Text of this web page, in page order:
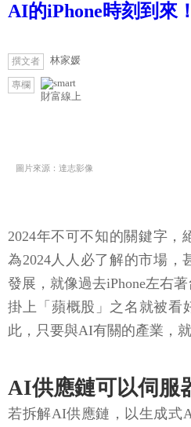
AI的iPhone時刻到來！
撰文者 林家媛
專欄
財富線上
圖片來源：達志影像
2024年不可不知的關鍵字，
為2024人人必了解的市場，
發展，就像過去iPhone左右
掛上「蘋概股」之名就被看
此，只要與AI有關的產業，
AI供應鏈可以伺服
若拆解AI供應鏈，以生成式